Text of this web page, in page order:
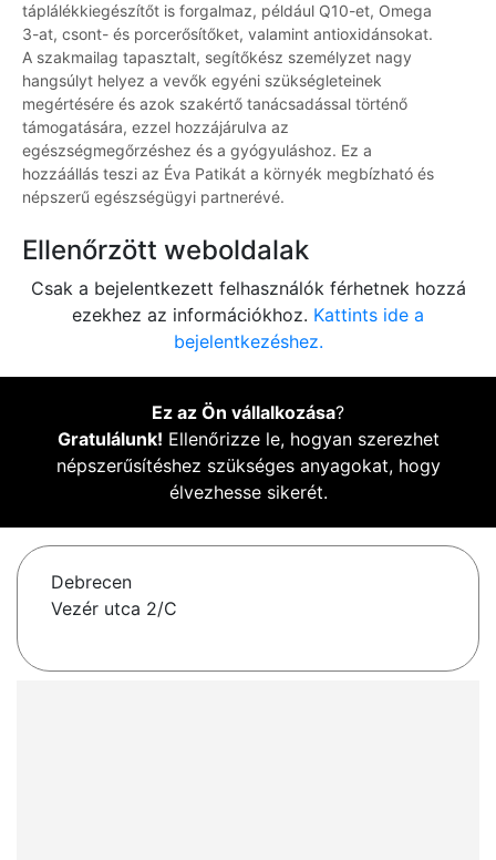
táplálékkiegészítőt is forgalmaz, például Q10-et, Omega
3-at, csont- és porcerősítőket, valamint antioxidánsokat.
A szakmailag tapasztalt, segítőkész személyzet nagy
hangsúlyt helyez a vevők egyéni szükségleteinek
megértésére és azok szakértő tanácsadással történő
támogatására, ezzel hozzájárulva az
egészségmegőrzéshez és a gyógyuláshoz. Ez a
hozzáállás teszi az Éva Patikát a környék megbízható és
népszerű egészségügyi partnerévé.
Ellenőrzött weboldalak
Csak a bejelentkezett felhasználók férhetnek hozzá
ezekhez az információkhoz. Kattints ide a
bejelentkezéshez.
Ez az Ön vállalkozása?
Gratulálunk! Ellenőrizze le, hogyan szerezhet
népszerűsítéshez szükséges anyagokat, hogy
élvezhesse sikerét.
Debrecen
Vezér utca 2/C